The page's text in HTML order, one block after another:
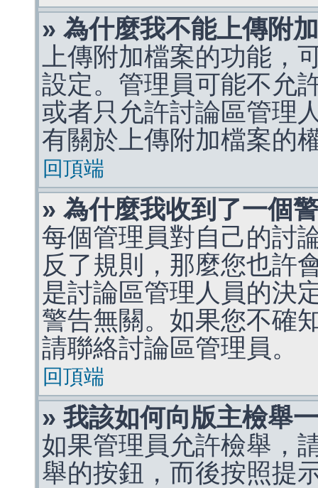
» 為什麼我不能上傳附
上傳附加檔案的功能，
設定。管理員可能不允
或者只允許討論區管理
有關於上傳附加檔案的
回頂端
» 為什麼我收到了一個
每個管理員對自己的討
反了規則，那麼您也許
是討論區管理人員的決
警告無關。如果您不確
請聯絡討論區管理員。
回頂端
» 我該如何向版主檢舉
如果管理員允許檢舉，
舉的按鈕，而後按照提